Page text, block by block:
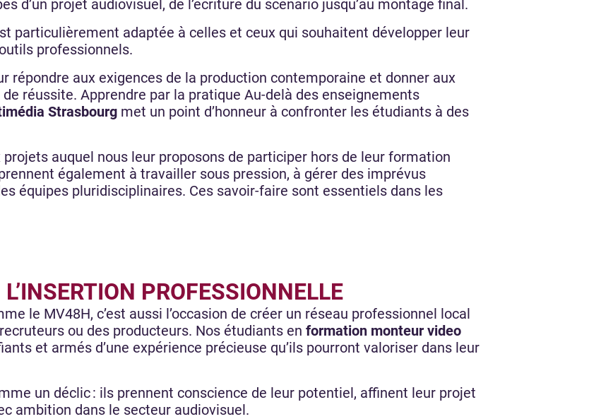
d’un projet audiovisuel, de l’écriture du scénario jusqu’au montage final.
particulièrement adaptée à celles et ceux qui souhaitent développer leur
professionnels.
répondre aux exigences de la production contemporaine et donner aux
réussite. Apprendre par la pratique Au-delà des enseignements
Strasbourg met un point d’honneur à confronter les étudiants à des
projets auquel nous leur proposons de participer hors de leur formation
également à travailler sous pression, à gérer des imprévus
équipes pluridisciplinaires. Ces savoir-faire sont essentiels dans les
PROFESSIONNELLE
le MV48H, c’est aussi l’occasion de créer un réseau professionnel local
ou des producteurs. Nos étudiants en formation monteur video
et armés d’une expérience précieuse qu’ils pourront valoriser dans leur
un déclic : ils prennent conscience de leur potentiel, affinent leur projet
ambition dans le secteur audiovisuel.